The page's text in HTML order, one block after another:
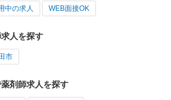
中の求人 WEB面接OK
人を探す
市
剤師求人を探す